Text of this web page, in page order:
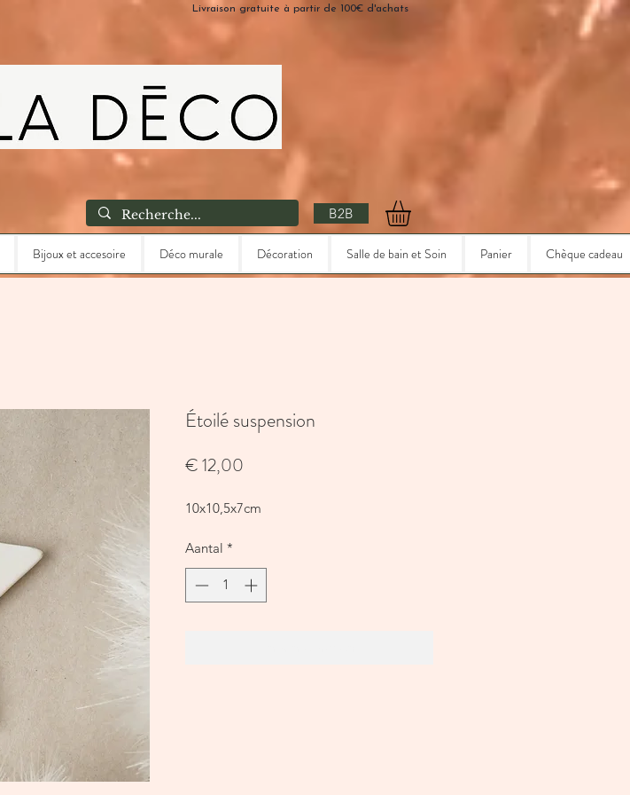
Livraison gratuite à partir de 100€ d'achats
B2B
Bijoux et accesoire Déco murale Décoration Salle de bain et Soin Panier Chèque cadeau
Étoilé suspension
€ 12,00
10x10,5x7cm
Aantal *